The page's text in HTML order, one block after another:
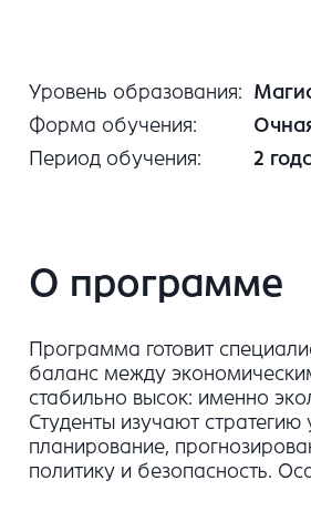
Уровень образования
Форма обучения
Период обучения
2
О программе
Программа готовит
баланс между
стабильно высок: именно
Студенты изучают
планирование,
политику и безопасность.